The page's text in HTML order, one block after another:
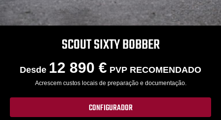
SCOUT SIXTY BOBBER
Desde 12 890 € PVP RECOMENDADO
Acrescem custos locais de preparação e documentação.
CONFIGURADOR